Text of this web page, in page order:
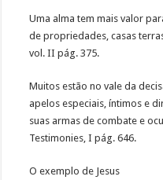
Uma alma tem mais valor
de propriedades, casas
vol. II pág. 375.
Muitos estão no vale da
apelos especiais, íntimos e
suas armas de combate e
Testimonies, I pág. 646.
O exemplo de Jesus